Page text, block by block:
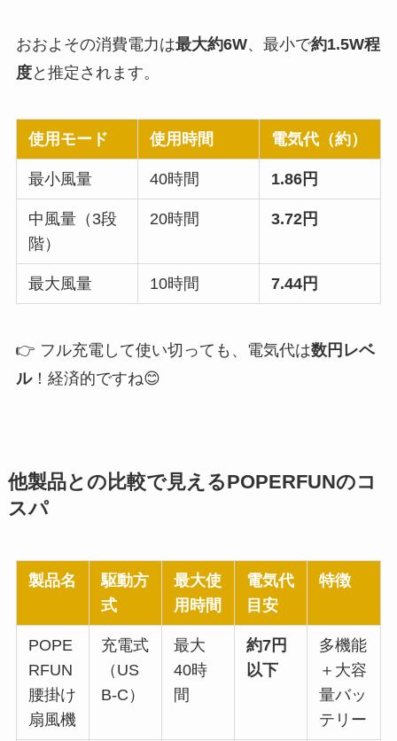
おおよその消費電力は最大約6W、最小で約1.5W程
度と推定されます。
使用モード 使用時間 電気代（約）
最小風量 40時間 1.86円
中風量（3段
階）
20時間 3.72円
最大風量 10時間 7.44円
👉 フル充電して使い切っても、電気代は数円レベ
ル！経済的ですね😊
他製品との比較で見えるPOPERFUNのコ
スパ
製品名
駆動方
式
最大使
用時間
電気代
目安
特徴
POPE
RFUN
腰掛け
扇風機
充電式
（US
B-C）
最大
40時
間
約7円
以下
多機能
＋大容
量バッ
テリー